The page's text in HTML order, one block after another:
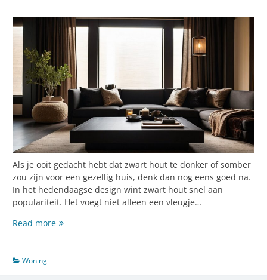
Als je ooit gedacht hebt dat zwart hout te donker of somber
zou zijn voor een gezellig huis, denk dan nog eens goed na.
In het hedendaagse design wint zwart hout snel aan
populariteit. Het voegt niet alleen een vleugje…
Read moreZwart
show
Woning